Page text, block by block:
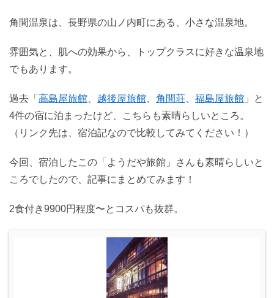
角間温泉は、長野県の山ノ内町にある、小さな温泉地。
雰囲気と、肌への効果から、トップクラスに好きな温泉地
でもあります。
過去「 高島屋旅館 越後屋旅館 角間荘 福島屋旅館 」と
4件の宿に泊まったけど、こちらも素晴らしいところ。
（リンク先は、宿泊記なので比較してみてください！）
今回、宿泊したこの「ようだや旅館」さんも素晴らしいと
ころでしたので、記事にまとめてみます！
2食付き9900円程度〜とコスパも抜群。